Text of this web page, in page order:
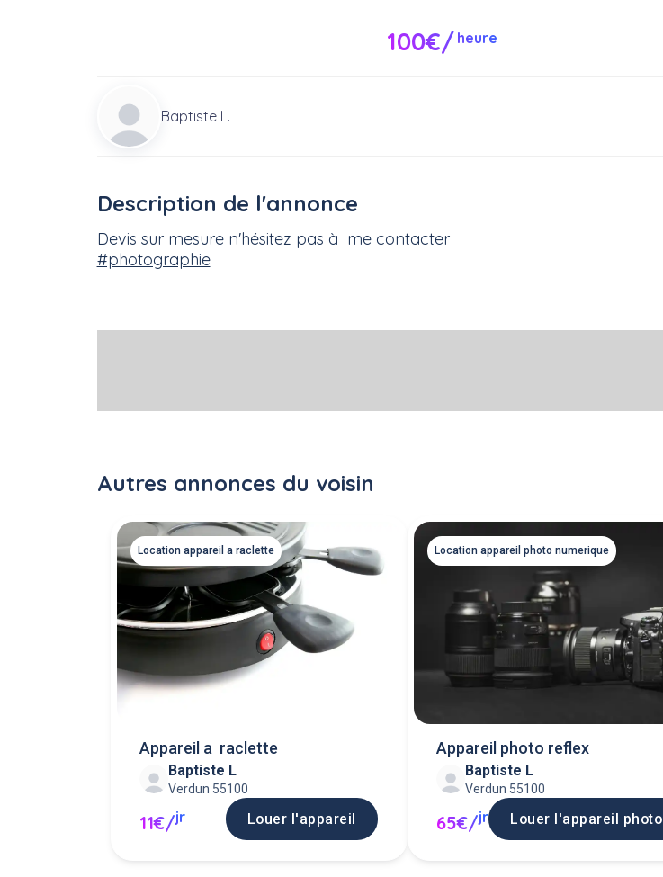
100€/ heure
Baptiste L.
Description de l'annonce
Devis sur mesure n'hésitez pas à me contacter
#photographie
Autres annonces du voisin
Location appareil a raclette
Appareil a raclette
Baptiste L
Verdun 55100
11€/jr Louer l'appareil
Location appareil photo numerique
Appareil photo reflex
Baptiste L
Verdun 55100
65€/jr Louer l'appareil photo